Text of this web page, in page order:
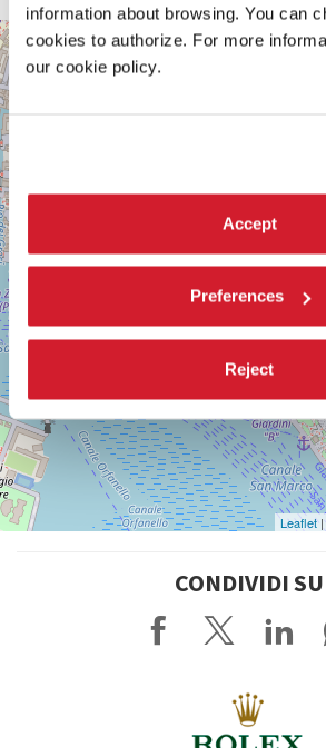
information about browsing. You can
cookies to authorize. For more
our cookie policy.
Accept
Preferences
Reject
ARSENALE
Leaflet|
CONDIVIDI SU